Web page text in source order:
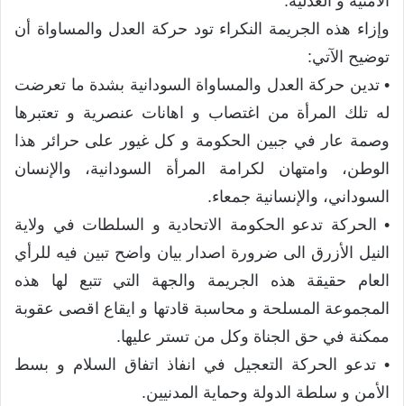
وإزاء هذه الجريمة النكراء تود حركة العدل والمساواة أن
توضيح الآتي:
• تدين حركة العدل والمساواة السودانية بشدة ما تعرضت
له تلك المرأة من اغتصاب و اهانات عنصرية و تعتبرها
وصمة عار في جبين الحكومة و كل غيور على حرائر هذا
الوطن، وامتهان لكرامة المرأة السودانية، والإنسان
السوداني، والإنسانية جمعاء.
• الحركة تدعو الحكومة الاتحادية و السلطات في ولاية
النيل الأزرق الى ضرورة اصدار بيان واضح تبين فيه للرأي
العام حقيقة هذه الجريمة والجهة التي تتبع لها هذه
المجموعة المسلحة و محاسبة قادتها و ايقاع اقصى عقوبة
ممكنة في حق الجناة وكل من تستر عليها.
• تدعو الحركة التعجيل في انفاذ اتفاق السلام و بسط
الأمن و سلطة الدولة وحماية المدنيين.